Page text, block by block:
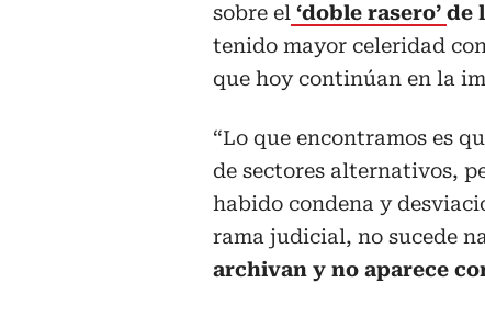
sobre el ‘doble rasero’ de
tenido mayor celeridad
que hoy continúan en la
“Lo que encontramos es
de sectores alternativos,
habido condena y
rama judicial, no sucede
archivan y no aparece